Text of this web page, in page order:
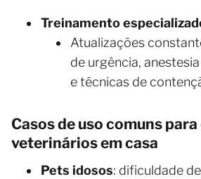
Treinamento
Atualizações
de urgência,
e técnicas de
Casos de uso comuns
veterinários em casa
Pets idosos: dificuldade